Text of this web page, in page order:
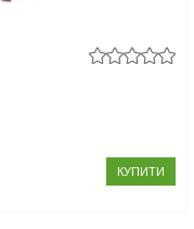
КУПИТИ